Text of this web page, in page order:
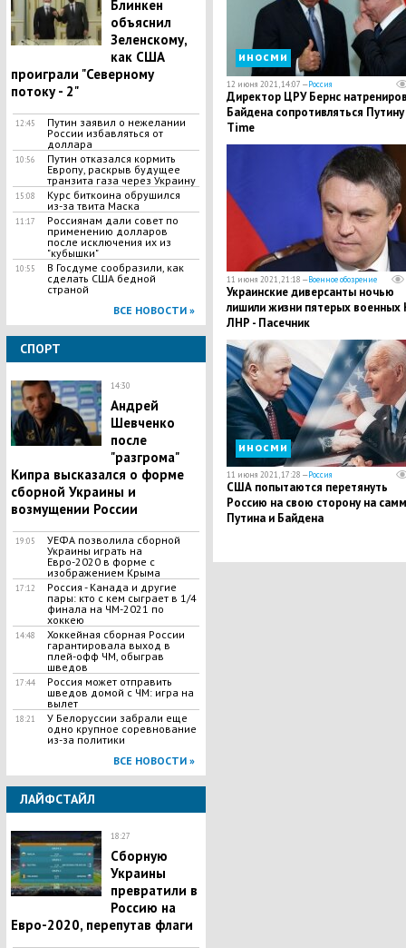
Блинкен
объяснил
Зеленскому,
как США
проиграли "Северному
потоку - 2"
12:45
Путин заявил о нежелании
России избавляться от
доллара
10:56
Путин отказался кормить
Европу, раскрыв будущее
транзита газа через Украину
15:08
Курс биткоина обрушился
из-за твита Маска
11:17
Россиянам дали совет по
применению долларов
после исключения их из
"кубышки"
10:55
В Госдуме сообразили, как
сделать США бедной
страной
ВСЕ НОВОСТИ »
СПОРТ
14:30
Андрей
Шевченко
после
"разгрома"
Кипра высказался о форме
сборной Украины и
возмущении России
19:05
УЕФА позволила сборной
Украины играть на
Евро-2020 в форме с
изображением Крыма
17:12
Россия - Канада и другие
пары: кто с кем сыграет в 1/4
финала на ЧМ-2021 по
хоккею
14:48
Хоккейная сборная России
гарантировала выход в
плей-офф ЧМ, обыграв
шведов
17:44
Россия может отправить
шведов домой с ЧМ: игра на
вылет
18:21
У Белоруссии забрали еще
одно крупное соревнование
из-за политики
ВСЕ НОВОСТИ »
ЛАЙФСТАЙЛ
18:27
Сборную
Украины
превратили в
Россию на
Евро-2020, перепутав флаги
иносми
12 июня 2021, 14:07 —Россия
Директор ЦРУ Бернс
Байдена сопротивляться Путину
Time
11 июня 2021, 21:18 —Военное обозрение
Украинские диверсанты ночью
лишили жизни пятерых
ЛНР - Пасечник
иносми
11 июня 2021, 17:28 —Россия
США попытаются перетянуть
Россию на свою сторону на
Путина и Байдена